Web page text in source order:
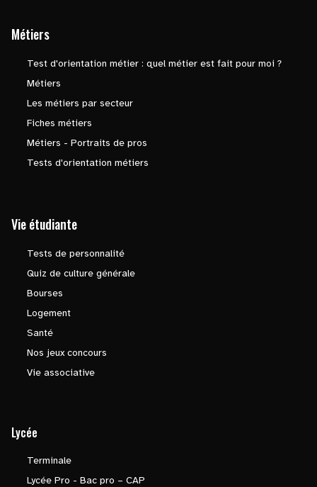
Métiers
Test d'orientation métier : quel métier est fait pour moi ?
Métiers
Les métiers par secteur
Fiches métiers
Métiers - Portraits de pros
Tests d'orientation métiers
Vie étudiante
Tests de personnalité
Quiz de culture générale
Bourses
Logement
Santé
Nos jeux concours
Vie associative
Lycée
Terminale
Lycée Pro - Bac pro – CAP